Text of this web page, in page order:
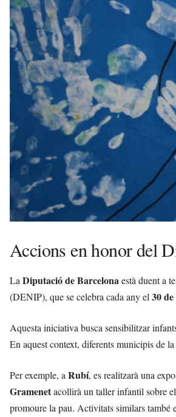
Accions en honor del
LaDiputació de Barcelonaestà duent a
(DENIP), que se celebra cada any el30
Aquesta iniciativa busca sensibilitzar
En aquest context, diferents municipis de
Per exemple, aRubí, es realitzarà una
Gramenetacollirà un taller infantil sobre
promoure la pau. Activitats similars també